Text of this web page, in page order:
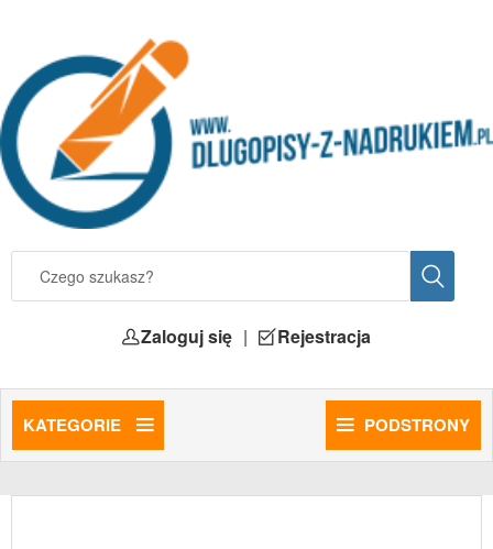
Zaloguj się | Rejestracja
KATEGORIE PODSTRONY